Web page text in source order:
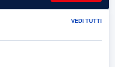
VEDI TUTTI